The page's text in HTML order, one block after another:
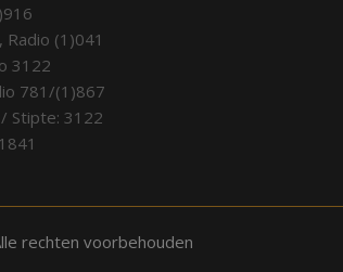
Radio (1)041
3122
781/(1)867
Stipte: 3122
rechten voorbehouden